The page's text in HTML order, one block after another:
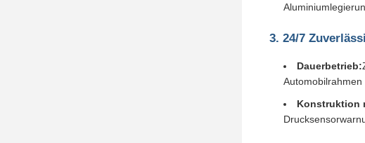
3. 24/7
Dauerbetrieb:
Automobilrahmen
Konstruktion